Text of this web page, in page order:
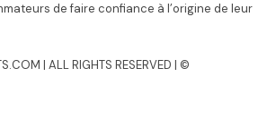
de faire confiance à l’origine de leur
| ALL RIGHTS RESERVED | ©